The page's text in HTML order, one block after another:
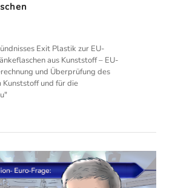
Exit Plastik zur EU-
aus Kunststoff – EU-
und Überprüfung des
und für die